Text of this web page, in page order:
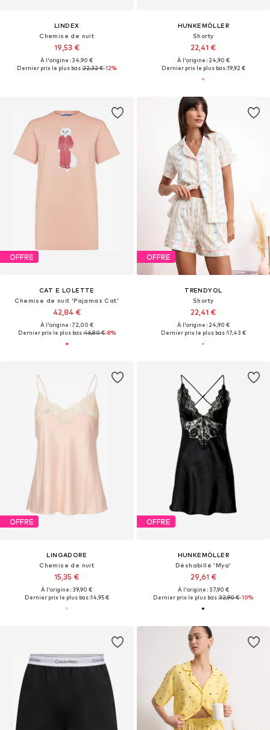
LINDEX
Chemise de nuit
19,53 €
À l'origine : 34,90 €
Dernier prix le plus bas :22,32 €-12%
HUNKEMÖLLER
Shorty
22,41 €
À l'origine : 24,90 €
Dernier prix le plus bas :19,92 €
OFFRE
CAT E LOLETTE
Chemise de nuit 'Pajamas Cat'
42,84 €
À l'origine : 72,00 €
Dernier prix le plus bas :46,80 €-8%
OFFRE
TRENDYOL
Shorty
22,41 €
À l'origine : 24,90 €
Dernier prix le plus bas :17,43 €
OFFRE
LINGADORE
Chemise de nuit
15,35 €
À l'origine : 39,90 €
Dernier prix le plus bas :14,95 €
OFFRE
HUNKEMÖLLER
Déshabillé 'Mya'
29,61 €
À l'origine : 37,90 €
Dernier prix le plus bas :32,90 €-10%